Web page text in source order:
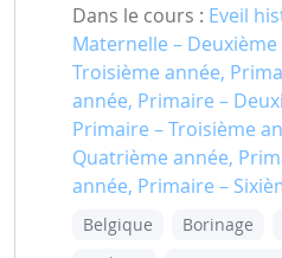
Dans le cours : Eveil
Maternelle –
Troisième année,
année, Primaire –
Primaire – Troisième
Quatrième année,
année, Primaire –
Belgique Borinage